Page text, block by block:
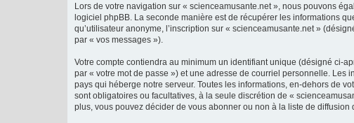
Lors de votre navigation sur « scienceamusante.net », nous pouvons
logiciel phpBB. La seconde manière est de récupérer les informations
qu’utilisateur anonyme, l’inscription sur « scienceamusante.net »
par « vos messages »).
Votre compte contiendra au minimum un identifiant unique (désigné ci-
par « votre mot de passe ») et une adresse de courriel personnelle.
pays qui héberge notre serveur. Toutes les informations, en-dehors de
sont obligatoires ou facultatives, à la seule discrétion de «
plus, vous pouvez décider de vous abonner ou non à la liste de